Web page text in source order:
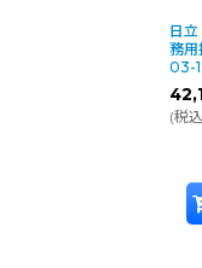
日立
務用
03-
(税込